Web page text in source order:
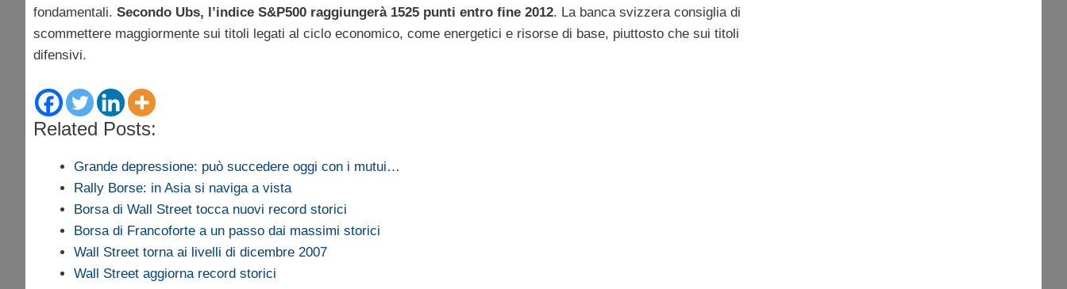
fondamentali. Secondo Ubs, l’indice S&P500 raggiungerà 1525 punti entro fine 2012. La banca svizzera consiglia di
scommettere maggiormente sui titoli legati al ciclo economico, come energetici e risorse di base, piuttosto che sui titoli
difensivi.
Related Posts:
Grande depressione: può succedere oggi con i mutui…
Rally Borse: in Asia si naviga a vista
Borsa di Wall Street tocca nuovi record storici
Borsa di Francoforte a un passo dai massimi storici
Wall Street torna ai livelli di dicembre 2007
Wall Street aggiorna record storici